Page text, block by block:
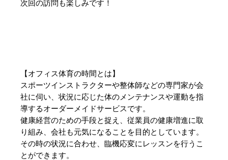
次回の訪問も楽しみです！
【オフィス体育の時間とは】
スポーツインストラクターや整体師などの専門家が会
社に伺い、状況に応じた体のメンテナンスや運動を指
導するオーダーメイドサービスです。
健康経営のための手段と捉え、従業員の健康増進に取
り組み、会社も元気になることを目的としています。
その時の状況に合わせ、臨機応変にレッスンを行うこ
とができます。